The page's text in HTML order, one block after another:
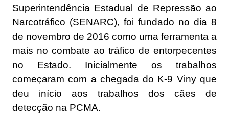
Superintendência Estadual de Repressão ao
Narcotráfico (SENARC), foi fundado no dia 8
de novembro de 2016 como uma ferramenta a
mais no combate ao tráfico de entorpecentes
no Estado. Inicialmente os trabalhos
começaram com a chegada do K-9 Viny que
deu início aos trabalhos dos cães de
detecção na PCMA.